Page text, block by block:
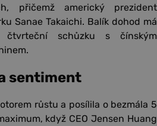
přičemž americký prezident
Sanae Takaichi. Balík dohod má
schůzku s čínským
sentiment
růstu a posílila o bezmála 5
když CEO Jensen Huang